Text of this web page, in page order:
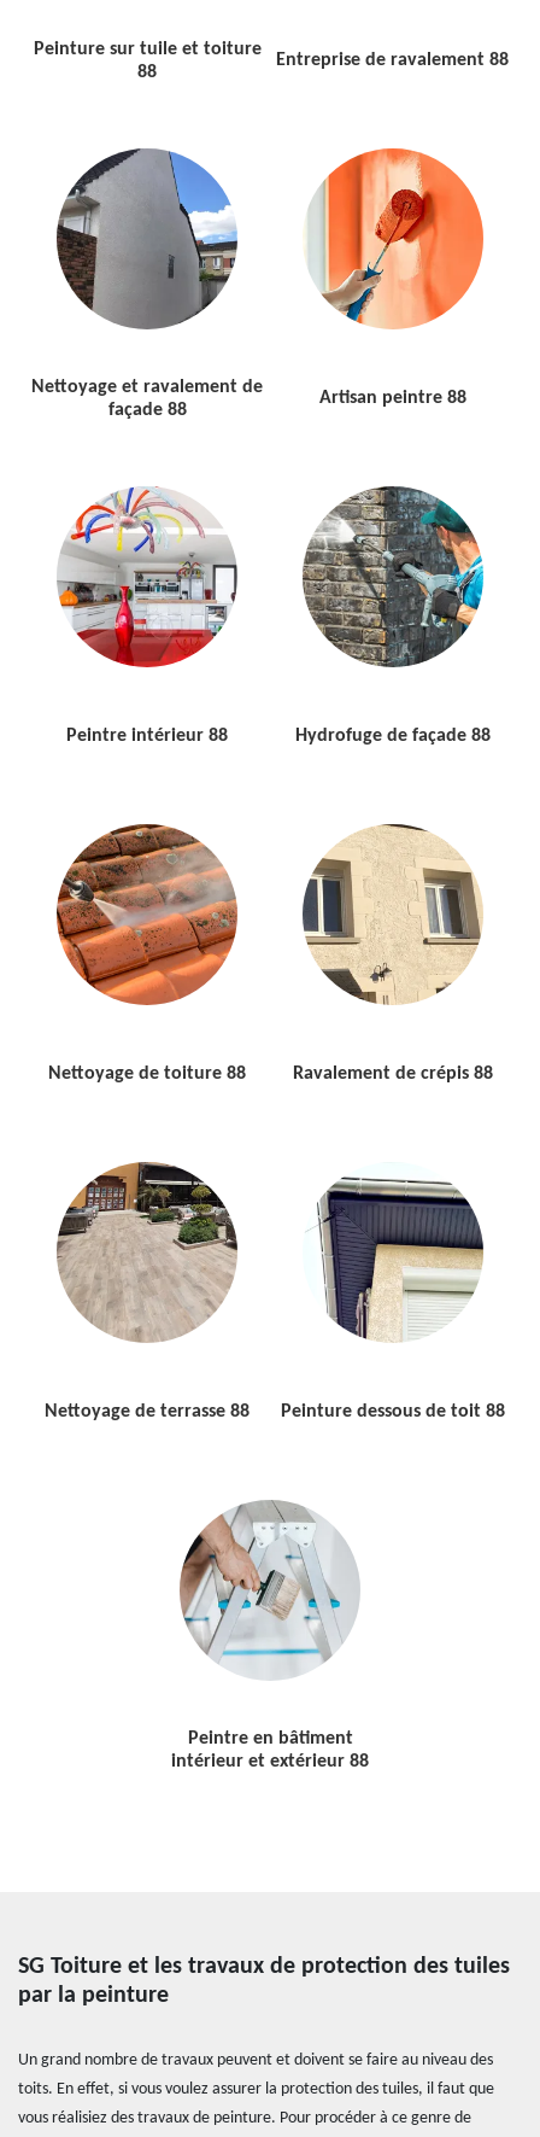
Peinture sur tuile et toiture
88
Entreprise de ravalement 88
Nettoyage et ravalement de
façade 88
Artisan peintre 88
Peintre intérieur 88 Hydrofuge de façade 88
Nettoyage de toiture 88 Ravalement de crépis 88
Nettoyage de terrasse 88 Peinture dessous de toit 88
Peintre en bâtiment
intérieur et extérieur 88
SG Toiture et les travaux de protection des tuiles
par la peinture
Un grand nombre de travaux peuvent et doivent se faire au niveau des
toits. En effet, si vous voulez assurer la protection des tuiles, il faut que
vous réalisiez des travaux de peinture. Pour procéder à ce genre de